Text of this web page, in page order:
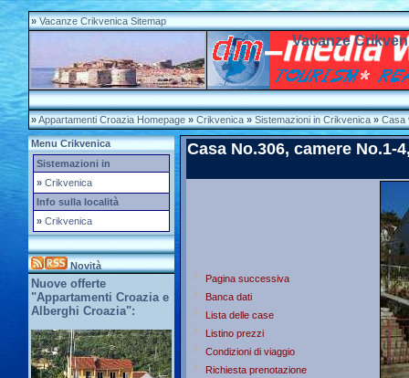
» Vacanze Crikvenica Sitemap
Vacanze
»Appartamenti Croazia Homepage » Crikvenica » Sistemazioni in Crikvenica » Casa
Menu Crikvenica
Sistemazioni in
» Crikvenica
Info sulla località
» Crikvenica
Novità
Nuove offerte
"Appartamenti Croazia e
Alberghi Croazia":
Casa No.306, camere No.1-
Pagina successiva
Banca dati
Lista delle case
Listino prezzi
Condizioni di viaggio
Richiesta prenotazione